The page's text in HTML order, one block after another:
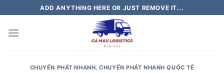
to
content
ADD ANYTHING HERE OR JUST REMOVE IT...
CHUYỂN PHÁT NHANH,CHUYỂN PHÁT NHANH QUỐC TẾ